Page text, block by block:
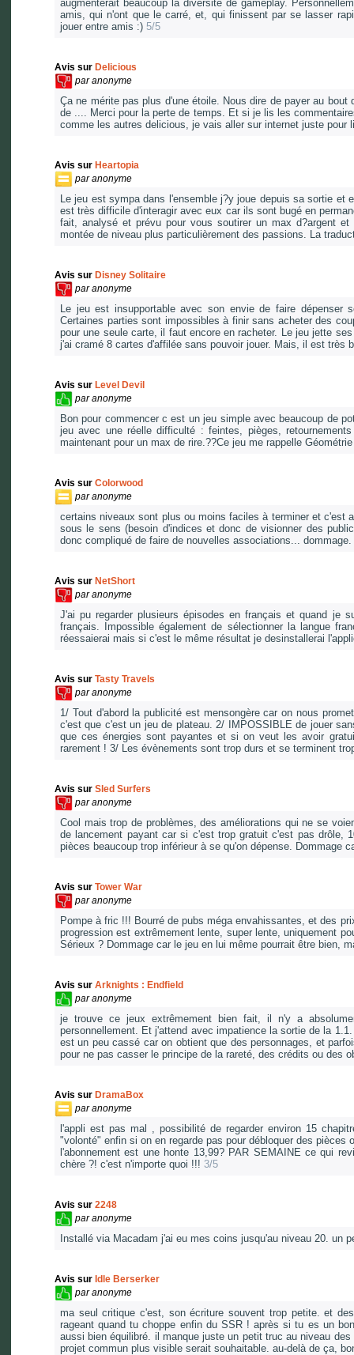
augmenterait beaucoup la diversité de gameplay.
amis, qui n'ont que le carré, et, qui finissent par se lasser
jouer entre amis :) 5/5
Avis sur Delicious
paranonyme
Ça ne mérite pas plus d'une étoile. Nous dire de payer au
de .... Merci pour la perte de temps. Et si je lis les
comme les autres delicious, je vais aller sur internet juste
Avis sur Heartopia
paranonyme
Le jeu est sympa dans l'ensemble j?y joue depuis sa sortie
est très difficile d'interagir avec eux car ils sont bugé en
fait, analysé et prévu pour vous soutirer un max d?argent
montée de niveau plus particulièrement des passions. La
Avis sur Disney Solitaire
paranonyme
Le jeu est insupportable avec son envie de faire dépenser
Certaines parties sont impossibles à finir sans acheter des
pour une seule carte, il faut encore en racheter. Le jeu jette
j'ai cramé 8 cartes d'affilée sans pouvoir jouer. Mais, il est très
Avis sur Level Devil
paranonyme
Bon pour commencer c est un jeu simple avec beaucoup de
jeu avec une réelle difficulté : feintes, pièges,
maintenant pour un max de rire.??Ce jeu me rappelle
Avis sur Colorwood
paranonyme
certains niveaux sont plus ou moins faciles à terminer et c'est
sous le sens (besoin d'indices et donc de visionner des
donc compliqué de faire de nouvelles associations...
Avis sur NetShort
paranonyme
J'ai pu regarder plusieurs épisodes en français et quand je
français. Impossible également de sélectionner la langue
réessaierai mais si c'est le même résultat je desinstallerai
Avis sur Tasty Travels
paranonyme
1/ Tout d'abord la publicité est mensongère car on nous
c'est que c'est un jeu de plateau. 2/ IMPOSSIBLE de jouer
que ces énergies sont payantes et si on veut les avoir
rarement ! 3/ Les évènements sont trop durs et se terminent
Avis sur Sled Surfers
paranonyme
Cool mais trop de problèmes, des améliorations qui ne se
de lancement payant car si c'est trop gratuit c'est pas drôle,
pièces beaucoup trop inférieur à se qu'on dépense. Dommage
Avis sur Tower War
paranonyme
Pompe à fric !!! Bourré de pubs méga envahissantes, et des
progression est extrêmement lente, super lente, uniquement
Sérieux ? Dommage car le jeu en lui même pourrait être bien,
Avis sur Arknights : Endfield
paranonyme
je trouve ce jeux extrêmement bien fait, il n'y a
personnellement. Et j'attend avec impatience la sortie de la
est un peu cassé car on obtient que des personnages, et
pour ne pas casser le principe de la rareté, des crédits ou des
Avis sur DramaBox
paranonyme
l'appli est pas mal , possibilité de regarder environ 15
"volonté" enfin si on en regarde pas pour débloquer des
l'abonnement est une honte 13,99? PAR SEMAINE ce qui
chère ?! c'est n'importe quoi !!! 3/5
Avis sur 2248
paranonyme
Installé via Macadam j'ai eu mes coins jusqu'au niveau 20. un
Avis sur Idle Berserker
paranonyme
ma seul critique c'est, son écriture souvent trop petite. et
rageant quand tu choppe enfin du SSR ! après si tu es un
aussi bien équilibré. il manque juste un petit truc au niveau
projet commun plus visible serait souhaitable. au-delà de ça,